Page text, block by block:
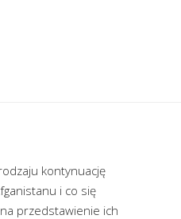
kontynuację
i co się
przedstawienie ich